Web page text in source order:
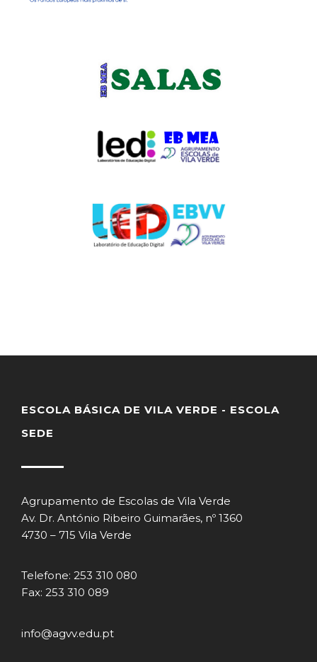
ESCOLA BÁSICA DE VILA VERDE - ESCOLA
SEDE
Agrupamento de Escolas de Vila Verde
Av. Dr. António Ribeiro Guimarães, nº 1360
4730 – 715 Vila Verde
Telefone: 253 310 080
Fax: 253 310 089
info@agvv.edu.pt